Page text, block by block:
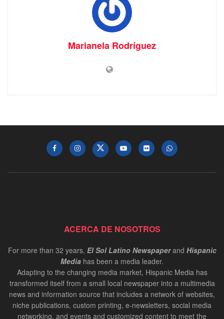
Marianela Rodríguez
ACERCA DE NOSOTROS
For more than 32 years, El Sol Latino Newspaperand Hispanic
Media has been a media leader.
Adapting to the changing media market, Hispanic Media has
transformed itself from a small local newspaper into a multimedia
news and information source that includes a network of websites,
niche publications, custom printing, e-newsletters, social media
networking, and events and customized content to meet the